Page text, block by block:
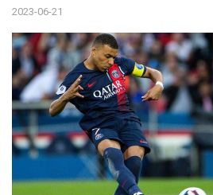
2023-06-21